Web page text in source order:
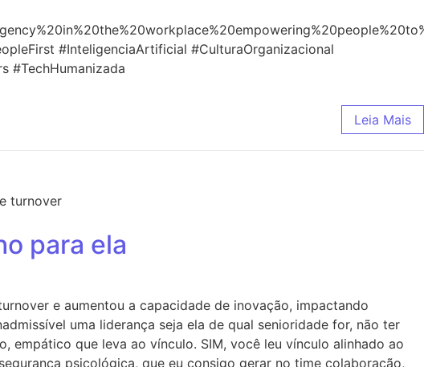
#InteligenciaArtificial #CulturaOrganizacional
#TechHumanizada
Leia Mais
para ela
e aumentou a capacidade de inovação, impactando
uma liderança seja ela de qual senioridade for, não ter
empático que leva ao vínculo. SIM, você leu vínculo alinhado ao
psicológica, que eu consigo gerar no time colaboração,